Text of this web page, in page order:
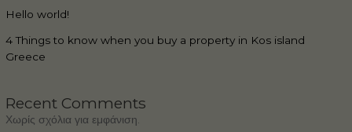
Hello world!
4 Things to know when you buy a property in Kos island
Greece
Recent Comments
Χωρίς σχόλια για εμφάνιση.